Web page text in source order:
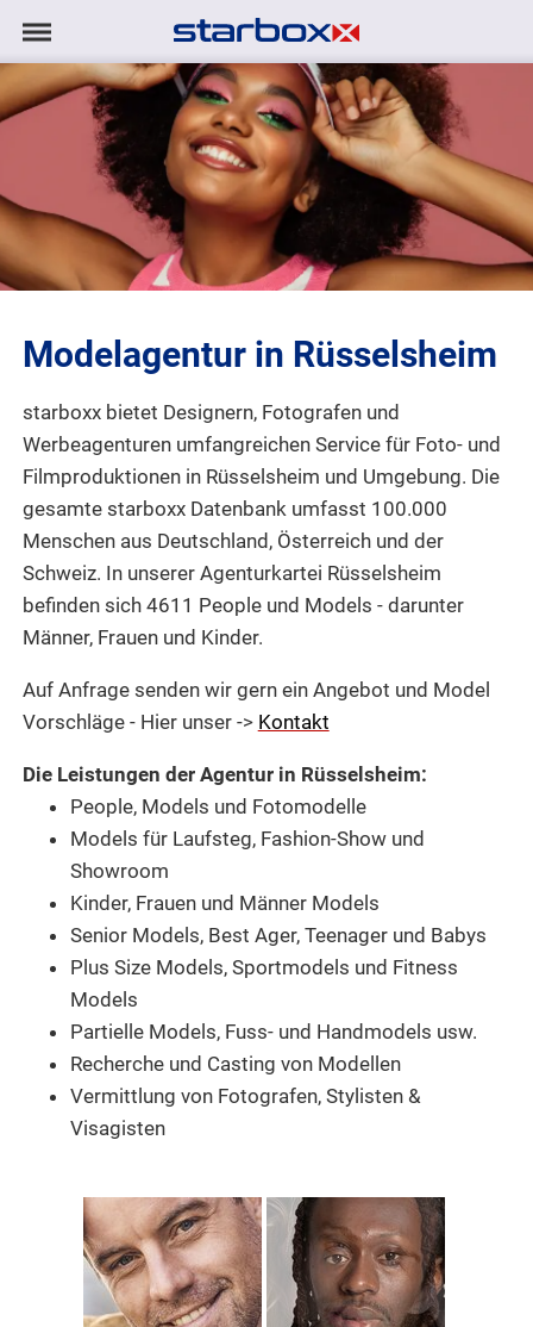
Navigation
anzeigen/ausblenden
Navigation
AGENTUR
MODELS
TALENTE
PROJEKTE
LOGIN
KONTAKT
DE | EN
Modelagentur in Rüsselsheim
starboxx bietet Designern, Fotografen und
Werbeagenturen umfangreichen Service für Foto- und
Filmproduktionen in Rüsselsheim und Umgebung. Die
gesamte starboxx Datenbank umfasst 100.000
Menschen aus Deutschland, Österreich und der
Schweiz. In unserer Agenturkartei Rüsselsheim
befinden sich 4611 People und Models - darunter
Männer, Frauen und Kinder.
Auf Anfrage senden wir gern ein Angebot und Model
Vorschläge - Hier unser -> Kontakt
Die Leistungen der Agentur in Rüsselsheim:
People, Models und Fotomodelle
Models für Laufsteg, Fashion-Show und
Showroom
Kinder, Frauen und Männer Models
Senior Models, Best Ager, Teenager und Babys
Plus Size Models, Sportmodels und Fitness
Models
Partielle Models, Fuss- und Handmodels usw.
Recherche und Casting von Modellen
Vermittlung von Fotografen, Stylisten &
Visagisten